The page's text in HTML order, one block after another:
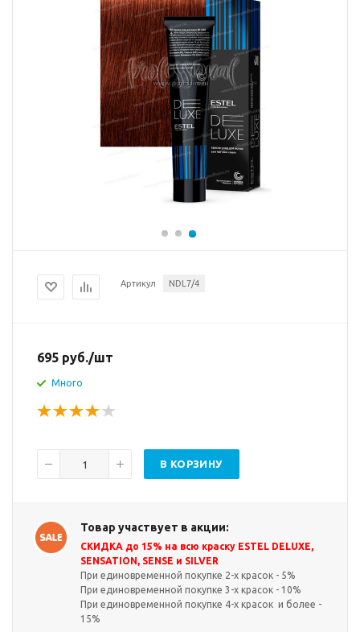
Артикул NDL7/4
695 руб./шт
Много
В КОРЗИНУ
Товар участвует в акции:
СКИДКА до 15% на всю краску ESTEL DELUXE,
SENSATION, SENSE и SILVER
При единовременной покупке 2-х красок - 5%
При единовременной покупке 3-х красок - 10%
При единовременной покупке 4-х красок и более -
15%